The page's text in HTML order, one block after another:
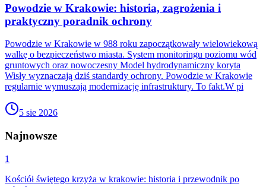
Powodzie w Krakowie: historia, zagrożenia i
praktyczny poradnik ochrony
Powodzie w Krakowie w 988 roku zapoczątkowały wielowiekową
walkę o bezpieczeństwo miasta. System monitoringu poziomu wód
gruntowych oraz nowoczesny Model hydrodynamiczny koryta
Wisły wyznaczają dziś standardy ochrony. Powodzie w Krakowie
regularnie wymuszają modernizację infrastruktury. To fakt.W pi
5 sie 2026
Najnowsze
1
Kościół świętego krzyża w krakowie: historia i przewodnik po